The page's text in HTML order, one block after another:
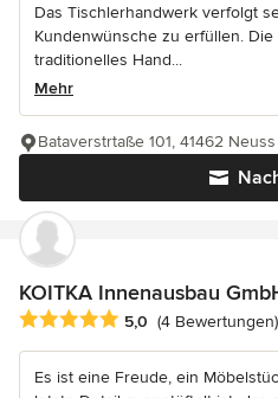
Das Tischlerhandwerk verfolgt
Kundenwünsche zu erfüllen.
traditionelles Hand...
Mehr
Bataverstrtaße 101, 41462 Neuss
KOITKA Innenausbau
Durchschnittliche Bewertung: 5
5,0 (4 Bewertungen)
Es ist eine Freude, ein